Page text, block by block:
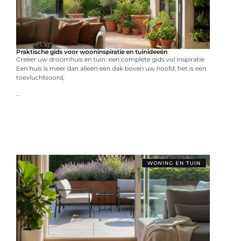
Praktische gids voor wooninspiratie en tuinideeën
Creëer uw droomhuis en tuin: een complete gids vol inspiratie
Een huis is meer dan alleen een dak boven uw hoofd; het is een
toevluchtsoord,
...
WONING EN TUIN